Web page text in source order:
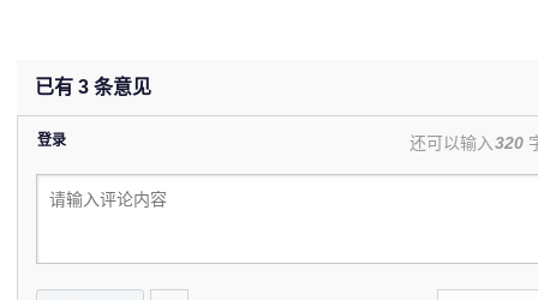
已有 3 条意见
登录 还可以输入320